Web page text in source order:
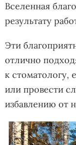
Вселенная
результату
Эти
отлично
к стоматологу,
или провести
избавлению от